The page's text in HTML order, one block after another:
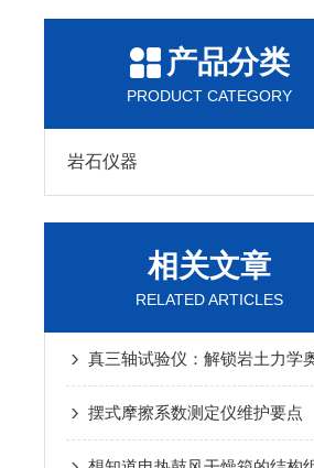
产品分类
PRODUCT CATEGORY
岩石仪器
相关文章
RELATED ARTICLES
摆式摩擦系数测定仪维护要点